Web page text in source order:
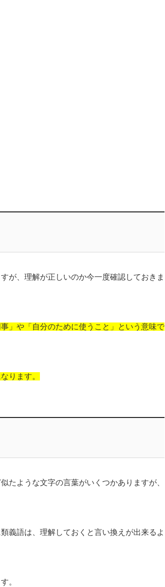
が、理解が正しいのか今一度確認しておきま
」や「自分のために使うこと」という意味で
ります。
たような文字の言葉がいくつかありますが、
義語は、理解しておくと言い換えが出来るよ
。